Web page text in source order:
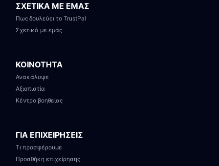
ΣΧΕΤΙΚΑ ΜΕ ΕΜΑΣ
Πως δουλεύει το TrustPal
Σχετικά με εμάς
ΚΟΙΝΟΤΗΤΑ
Ανακάλυψε
Αξιοπιστία
Κέντρο βοηθείας
ΓΙΑ ΕΠΙΧΕΙΡΗΣΕΙΣ
Τι προσφέρουμε
Προσθήκη επιχείρησης